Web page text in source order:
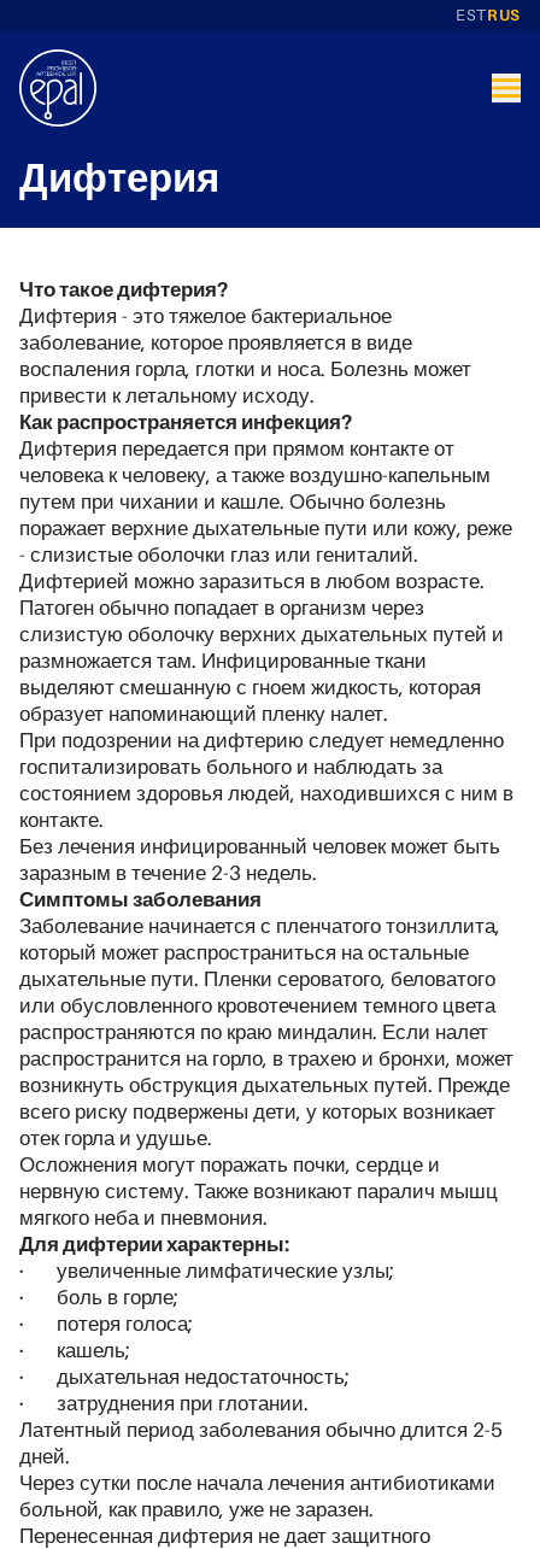
ESTRUS
Дифтерия
Что такое дифтерия?
Дифтерия - это тяжелое бактериальное
заболевание, которое проявляется в виде
воспаления горла, глотки и носа. Болезнь может
привести к летальному исходу.
Как распространяется инфекция?
Дифтерия передается при прямом контакте от
человека к человеку, а также воздушно-капельным
путем при чихании и кашле. Обычно болезнь
поражает верхние дыхательные пути или кожу, реже
- слизистые оболочки глаз или гениталий.
Дифтерией можно заразиться в любом возрасте.
Патоген обычно попадает в организм через
слизистую оболочку верхних дыхательных путей и
размножается там. Инфицированные ткани
выделяют смешанную с гноем жидкость, которая
образует напоминающий пленку налет.
При подозрении на дифтерию следует немедленно
госпитализировать больного и наблюдать за
состоянием здоровья людей, находившихся с ним в
контакте.
Без лечения инфицированный человек может быть
заразным в течение 2-3 недель.
Симптомы заболевания
Заболевание начинается с пленчатого тонзиллита,
который может распространиться на остальные
дыхательные пути. Пленки сероватого, беловатого
или обусловленного кровотечением темного цвета
распространяются по краю миндалин. Если налет
распространится на горло, в трахею и бронхи, может
возникнуть обструкция дыхательных путей. Прежде
всего риску подвержены дети, у которых возникает
отек горла и удушье.
Осложнения могут поражать почки, сердце и
нервную систему. Также возникают паралич мышц
мягкого неба и пневмония.
Для дифтерии характерны:
· увеличенные лимфатические узлы;
· боль в горле;
· потеря голоса;
· кашель;
· дыхательная недостаточность;
· затруднения при глотании.
Латентный период заболевания обычно длится 2-5
дней.
Через сутки после начала лечения антибиотиками
больной, как правило, уже не заразен.
Перенесенная дифтерия не дает защитного